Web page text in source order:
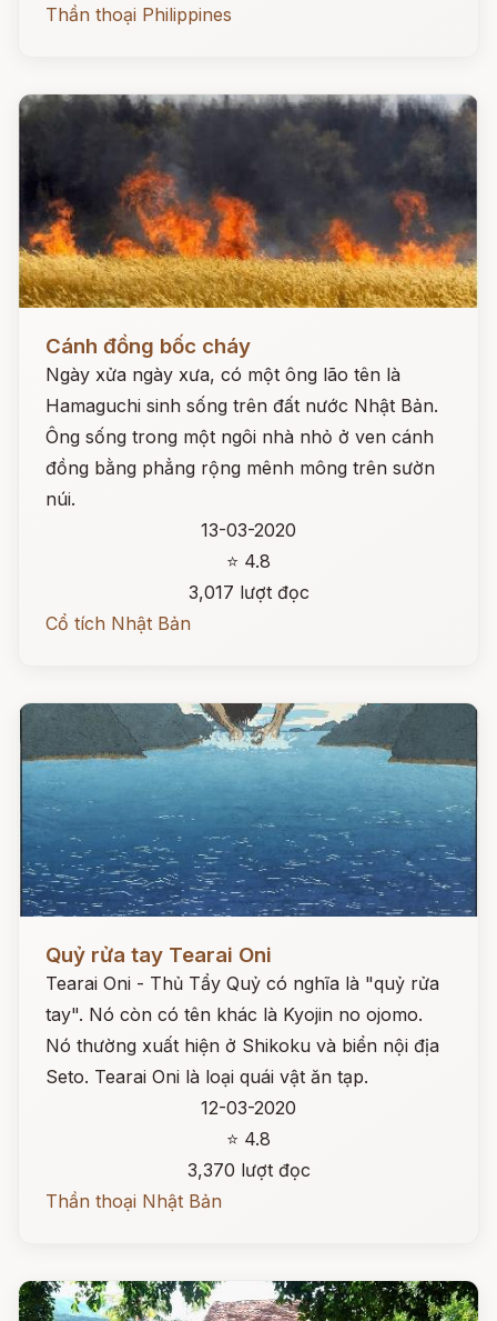
Thần thoại Philippines
Cánh đồng bốc cháy
Ngày xửa ngày xưa, có một ông lão tên là
Hamaguchi sinh sống trên đất nước Nhật Bản.
Ông sống trong một ngôi nhà nhỏ ở ven cánh
đồng bằng phẳng rộng mênh mông trên sườn
núi.
13-03-2020
⭐ 4.8
3,017 lượt đọc
Cổ tích Nhật Bản
Quỷ rửa tay Tearai Oni
Tearai Oni - Thủ Tẩy Quỷ có nghĩa là "quỷ rửa
tay". Nó còn có tên khác là Kyojin no ojomo.
Nó thường xuất hiện ở Shikoku và biển nội địa
Seto. Tearai Oni là loại quái vật ăn tạp.
12-03-2020
⭐ 4.8
3,370 lượt đọc
Thần thoại Nhật Bản